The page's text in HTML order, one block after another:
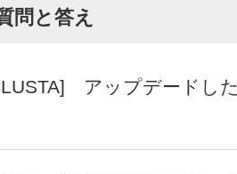
問と答え
アップデードし